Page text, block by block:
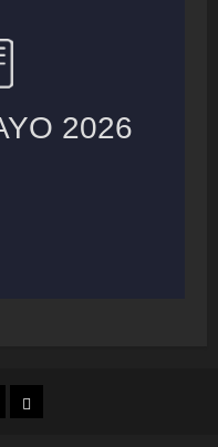
COLUMNAS